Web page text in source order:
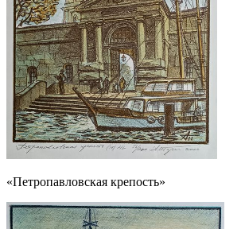
«Петропавловская крепость»